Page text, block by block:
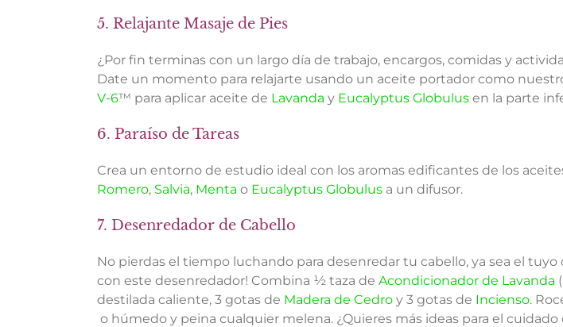
5. Relajante Masaje de Pies
¿Por fin terminas con un largo día de trabajo, encargos, comidas y
Date un momento para relajarte usando un aceite portador como
V-6™ para aplicar aceite de Lavanda y Eucalyptus Globulus en la parte
6. Paraíso de Tareas
Crea un entorno de estudio ideal con los aromas edificantes de los
Romero, Salvia, Menta o Eucalyptus Globulus a un difusor.
7. Desenredador de Cabello
No pierdas el tiempo luchando para desenredar tu cabello, ya sea el
con este desenredador! Combina ½ taza de Acondicionador de Lavanda
destilada caliente, 3 gotas de Madera de Cedro y 3 gotas de Incienso.
o húmedo y peina cualquier melena. ¿Quieres más ideas para el cuidado